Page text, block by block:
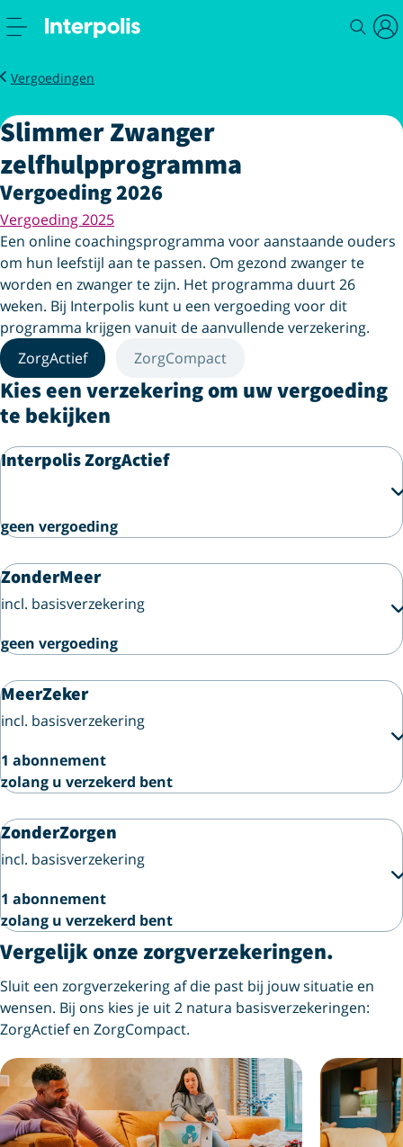
Service
Zorg
Vergoedingen
Slimmer Zwanger zelfhulpprogramma
Slimmer Zwanger
zelfhulpprogramma
Vergoeding 2026
Vergoeding 2025
Een online coachingsprogramma voor aanstaande ouders
om hun leefstijl aan te passen. Om gezond zwanger te
worden en zwanger te zijn. Het programma duurt 26
weken. Bij Interpolis kunt u een vergoeding voor dit
programma krijgen vanuit de aanvullende verzekering.
ZorgActief
ZorgCompact
Kies een verzekering om uw vergoeding
te bekijken
Interpolis ZorgActief
geen vergoeding
ZonderMeer
incl. basisverzekering
geen vergoeding
MeerZeker
incl. basisverzekering
1 abonnement
zolang u verzekerd bent
ZonderZorgen
incl. basisverzekering
1 abonnement
zolang u verzekerd bent
Vergelijk onze zorgverzekeringen.
Sluit een zorgverzekering af die past bij jouw situatie en
wensen. Bij ons kies je uit 2 natura basisverzekeringen:
ZorgActief en ZorgCompact.